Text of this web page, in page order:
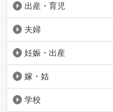
出産・育児
夫婦
妊娠・出産
嫁・姑
学校